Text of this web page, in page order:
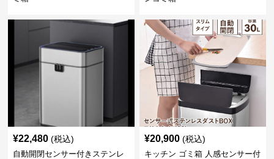
¥22,480 (税込)
自動開閉センサー付きステンレ
¥20,900 (税込)
キッチン ゴミ箱 人感センサー付